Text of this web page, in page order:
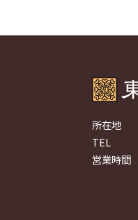
所在地
TEL
営業時間